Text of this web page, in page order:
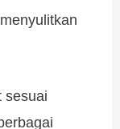
sesuai